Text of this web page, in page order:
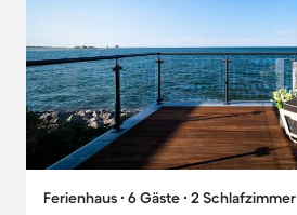
Ferienhaus ∙ 6 Gäste ∙ 2 Schlafzimmer